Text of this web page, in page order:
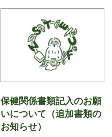
保健関係書類記入のお願
いについて（追加書類の
お知らせ）